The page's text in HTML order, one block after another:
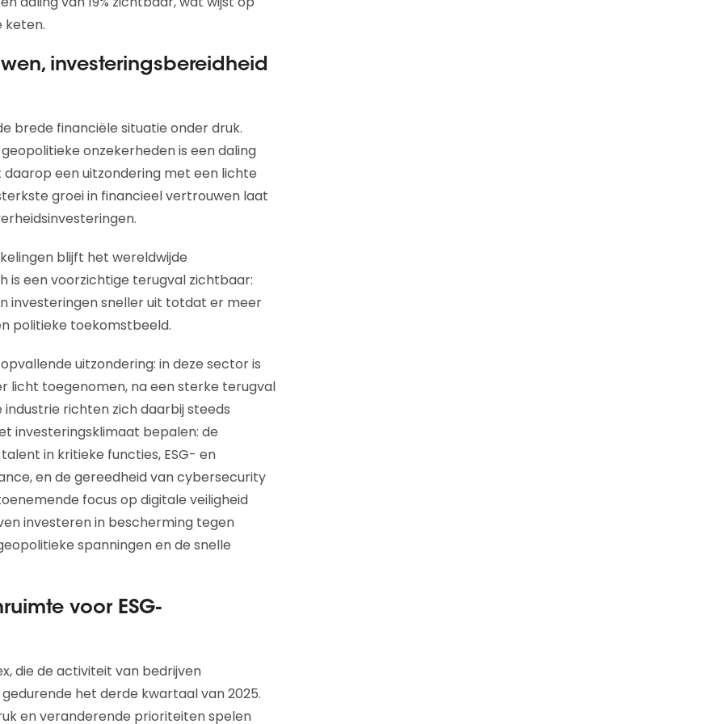
keten.
investeringsbereidheid
brede financiële situatie onder druk.
onzekerheden is een daling
een uitzondering met een lichte
groei in financieel vertrouwen laat
blijft het wereldwijde
is een voorzichtige terugval zichtbaar:
investeringen sneller uit totdat er meer
politieke toekomstbeeld.
uitzondering: in deze sector is
licht toegenomen, na een sterke terugval
richten zich daarbij steeds
investeringsklimaat bepalen: de
in kritieke functies, ESG- en
en de gereedheid van cybersecurity
focus op digitale veiligheid
investeren in bescherming tegen
spanningen en de snelle
voor ESG-
die de activiteit van bedrijven
het derde kwartaal van 2025.
en veranderende prioriteiten spelen